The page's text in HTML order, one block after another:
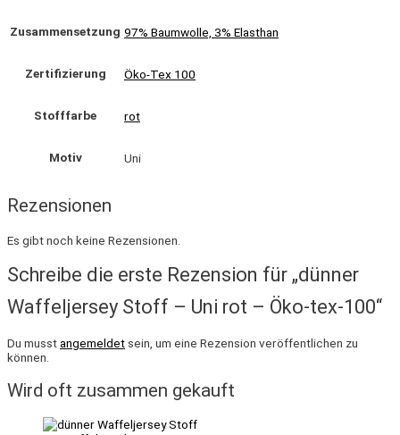
Zusammensetzung 97% Baumwolle, 3% Elasthan
Zertifizierung Öko-Tex 100
Stofffarbe rot
Motiv Uni
Rezensionen
Es gibt noch keine Rezensionen.
Schreibe die erste Rezension für „dünner
Waffeljersey Stoff – Uni rot – Öko-tex-100“
Du musstangemeldet sein, um eine Rezension veröffentlichen zu
können.
Wird oft zusammen gekauft